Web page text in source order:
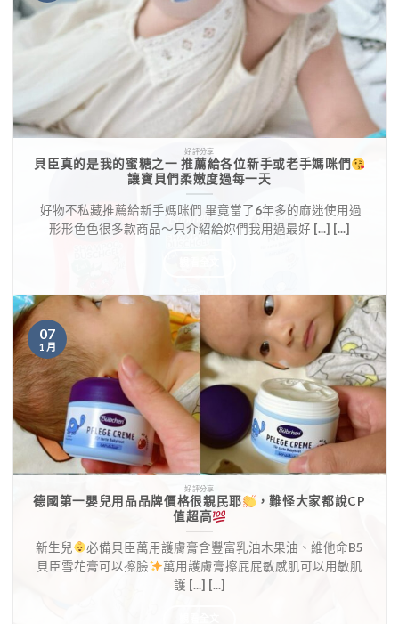
好評分享
貝臣真的是我的蜜糖之一 推薦給各位新手或老手媽咪們
讓寶貝們柔嫩度過每一天
​ 好物不私藏推薦給新手媽咪們 畢竟當了6年多的麻迷使用過
形形色色很多款商品～只介紹給妳們我用過最好 [...] [...]
好評分享
德國第一嬰兒用品品牌價格很親民耶
，難怪大家都說CP
值超高
新生兒
必備貝臣萬用護膚膏含豐富乳油木果油、維他命B5
貝臣雪花膏可以擦臉
萬用護膚膏擦屁屁敏感肌可以用敏肌
護 [...] [...]
07
1 月